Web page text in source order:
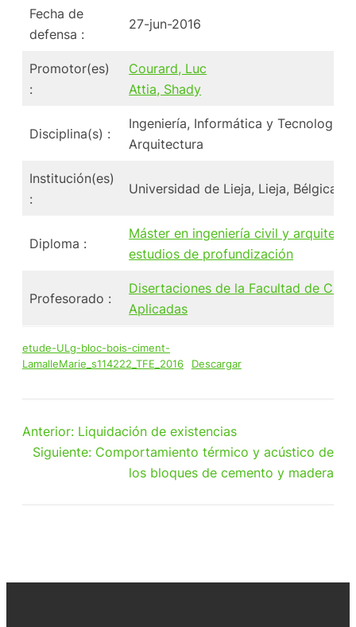
Fecha de
defensa :
27-jun-2016
Promotor(es)
:
Courard, Luc
Attia, Shady
Disciplina(s) :
Ingeniería, Informática y Tecnología >
Arquitectura
Institución(es)
:
Universidad de Lieja, Lieja, Bélgica
Diploma :
Máster en ingeniería civil y
estudios de profundización
Profesorado :
Disertaciones de la Facultad de
Aplicadas
etude-ULg-bloc-bois-ciment-
LamalleMarie_s114222_TFE_2016
Descargar
Anterior: Liquidación de existencias
Siguiente: Comportamiento térmico y acústico de
los bloques de cemento y madera